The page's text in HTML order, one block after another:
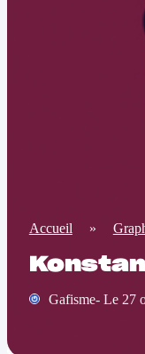
Accueil »
Gafisme- Le 27